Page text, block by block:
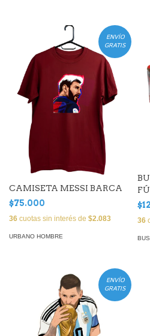
ENVÍO
GRATIS
CAMISETA MESSI BARCA
$75.000
36 cuotas sin interés de $2.083
URBANO HOMBRE
36
ENVÍO
GRATIS